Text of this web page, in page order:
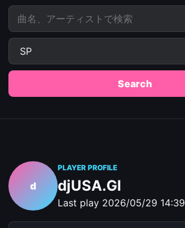
曲名、アーティストで検索
Search
d
PLAYER PROFILE
djUSA.GI
Last play 2026/05/29 14:39